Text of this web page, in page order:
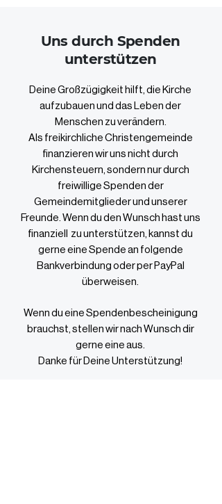
Uns durch Spenden
unterstützen
Deine Großzügigkeit hilft, die Kirche
aufzubauen und das Leben der
Menschen zu verändern.
Als freikirchliche Christengemeinde
finanzieren wir uns nicht durch
Kirchensteuern, sondern nur durch
freiwillige Spenden der
Gemeindemitglieder und unserer
Freunde. Wenn du den Wunsch hast uns
finanziell zu unterstützen, kannst du
gerne eine Spende an folgende
Bankverbindung oder per PayPal
überweisen.
Wenn du eine Spendenbescheinigung
brauchst, stellen wir nach Wunsch dir
gerne eine aus.
Danke für Deine Unterstützung!